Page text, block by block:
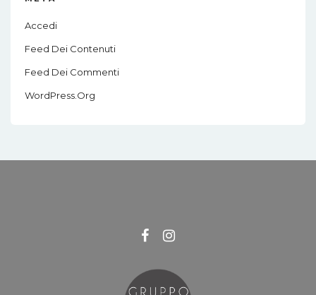
Accedi
Feed Dei Contenuti
Feed Dei Commenti
WordPress.org